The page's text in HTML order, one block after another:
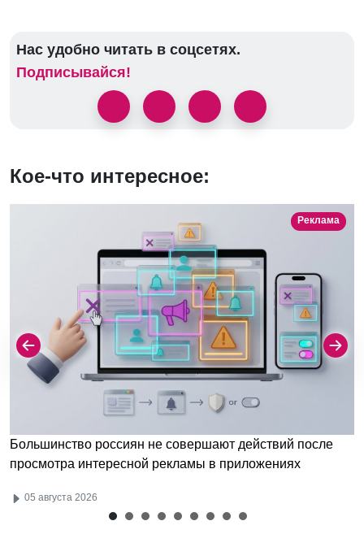
Нас удобно читать в соцсетях.
Подписывайся!
Кое-что интересное:
Реклама
Большинство россиян не совершают действий после
просмотра интересной рекламы в приложениях
05 августа 2026